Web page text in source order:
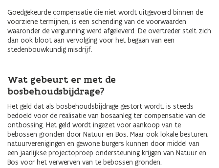
Goedgekeurde compensatie die niet wordt uitgevoerd binnen de
voorziene termijnen, is een schending van de voorwaarden
waaronder de vergunning werd afgeleverd. De overtreder stelt zich
dan ook bloot aan vervolging voor het begaan van een
stedenbouwkundig misdrijf.
Wat gebeurt er met de
bosbehoudsbijdrage?
Het geld dat als bosbehoudsbijdrage gestort wordt, is steeds
bedoeld voor de realisatie van bosaanleg ter compensatie van de
ontbossing. Het geld wordt ingezet voor aankoop van te
bebossen gronden door Natuur en Bos. Maar ook lokale besturen,
natuurverenigingen en gewone burgers kunnen door middel van
een jaarlijkse projectoproep ondersteuning krijgen van Natuur en
Bos voor het verwerven van te bebossen gronden.